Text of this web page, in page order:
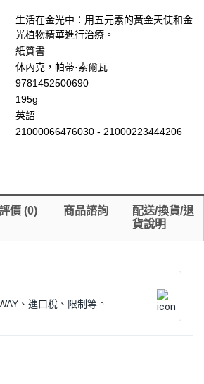
生活在金光中：用五元素的黃金天使和金
光植物精華進行治療。
紙質書
休內克，帕蒂·索爾瓦
9781452500690
195g
英語
21000066476030 - 21000223444206
價 (0) 商品諮詢
配送/換貨/退
貨說明
、進口稅、限制等。